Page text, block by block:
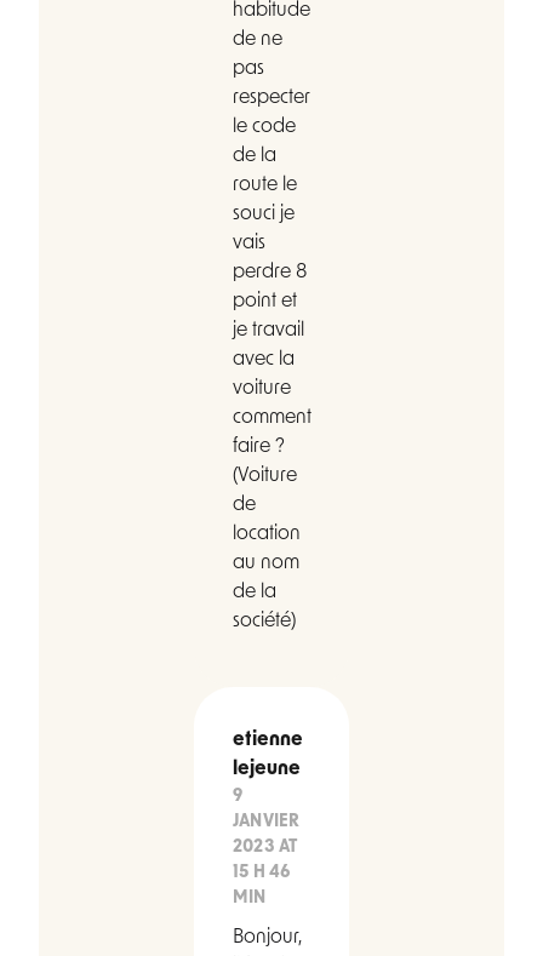
habitude
de ne
pas
respecter
le code
de la
route le
souci je
vais
perdre 8
point et
je travail
avec la
voiture
comment
faire ?
(Voiture
de
location
au nom
de la
société)
etienne
lejeune
9
JANVIER
2023 AT
15 H 46
MIN
Bonjour,